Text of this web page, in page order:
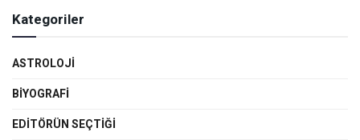
Kategoriler
ASTROLOJI
BIYOGRAFI
EDITÖRÜN SEÇTIĞI